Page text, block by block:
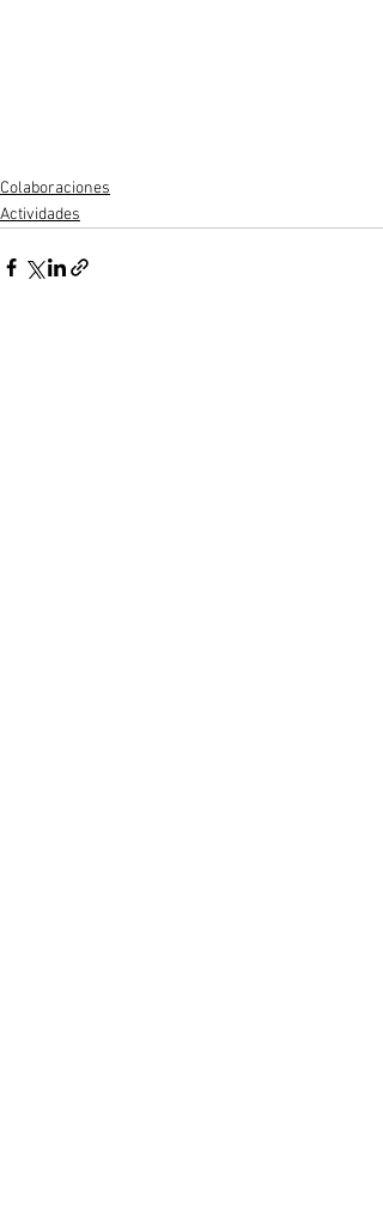
Colaboraciones
Actividades